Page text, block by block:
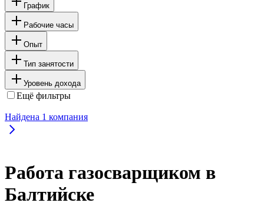
График
Рабочие часы
Опыт
Тип занятости
Уровень дохода
Ещё фильтры
Найдена 1 компания
Работа газосварщиком в
Балтийске